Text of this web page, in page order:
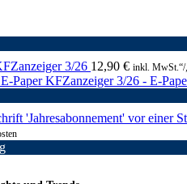
3/26 12,90 € inkl. MwSt.“/
KFZanzeiger 3/26 - E-